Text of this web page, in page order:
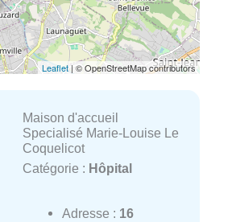
Leaflet| © OpenStreetMap contributors
Maison d'accueil
Specialisé Marie-Louise Le
Coquelicot
Catégorie : Hôpital
Adresse : 16